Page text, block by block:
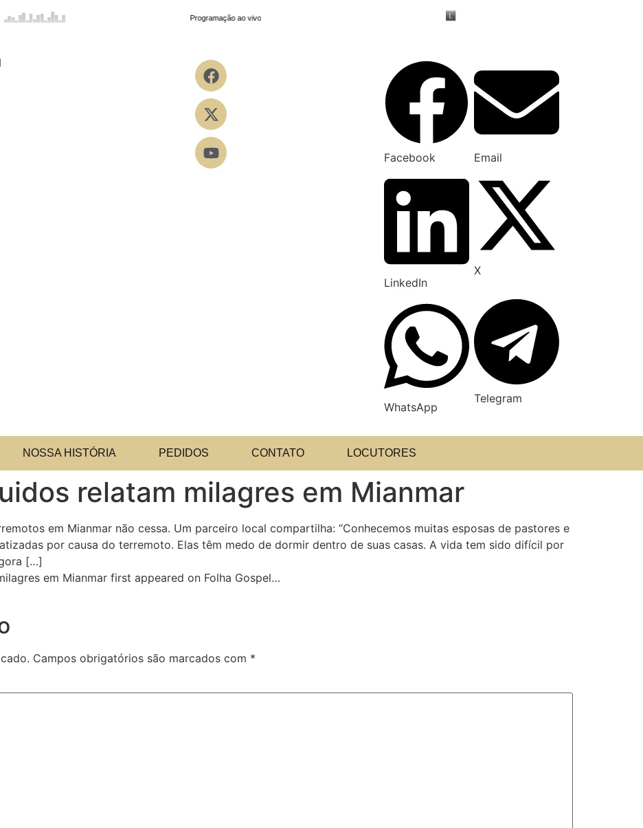
Facebook Email
LinkedIn
X
WhatsApp
Telegram
NOSSA HISTÓRIA PEDIDOS CONTATO LOCUTORES
relatam milagres em Mianmar
em Mianmar não cessa. Um parceiro local compartilha: “Conhecemos muitas esposas de pastores e
por causa do terremoto. Elas têm medo de dormir dentro de suas casas. A vida tem sido difícil por
[…]
em Mianmar first appeared on Folha Gospel…
Campos obrigatórios são marcados com *